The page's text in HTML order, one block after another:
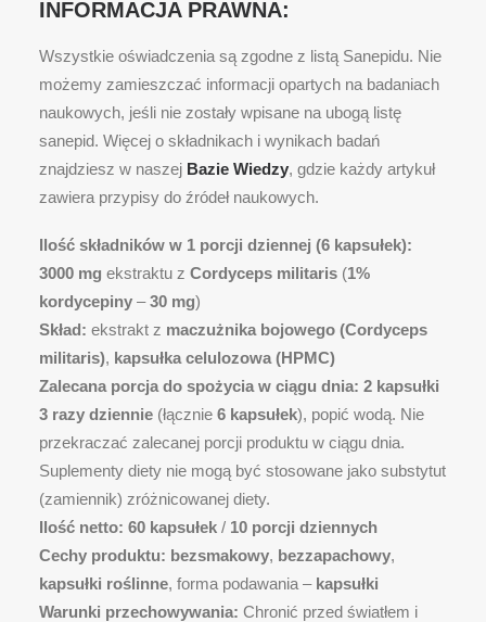
INFORMACJA PRAWNA:
Wszystkie oświadczenia są zgodne z listą Sanepidu. Nie
możemy zamieszczać informacji opartych na badaniach
naukowych, jeśli nie zostały wpisane na ubogą listę
sanepid. Więcej o składnikach i wynikach badań
znajdziesz w naszej Bazie Wiedzy, gdzie każdy artykuł
zawiera przypisy do źródeł naukowych.
Ilość składników w 1 porcji dziennej (6 kapsułek):
3000 mg ekstraktu z Cordyceps militaris (1%
kordycepiny –30 mg)
Skład: ekstrakt z maczużnika bojowego (Cordyceps
militaris), kapsułka celulozowa (HPMC)
Zalecana porcja do spożycia w ciągu dnia: 2 kapsułki
3 razy dziennie (łącznie 6 kapsułek), popić wodą. Nie
przekraczać zalecanej porcji produktu w ciągu dnia.
Suplementy diety nie mogą być stosowane jako substytut
(zamiennik) zróżnicowanej diety.
Ilość netto: 60 kapsułek / 10 porcji dziennych
Cechy produktu: bezsmakowy, bezzapachowy,
kapsułki roślinne, forma podawania – kapsułki
Warunki przechowywania: Chronić przed światłem i